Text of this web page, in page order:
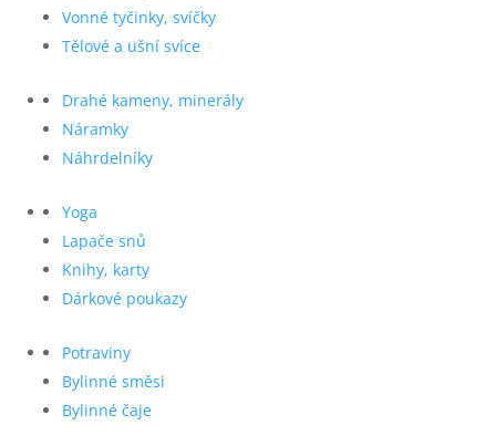
Vonné tyčinky, svíčky
Tělové a ušní svíce
Drahé kameny, minerály
Náramky
Náhrdelníky
Yoga
Lapače snů
Knihy, karty
Dárkové poukazy
Potraviny
Bylinné směsi
Bylinné čaje